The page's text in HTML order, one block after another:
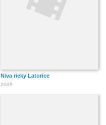
Niva rieky Latorice
2009